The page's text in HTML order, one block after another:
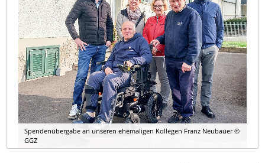
Spendenübergabe an unseren ehemaligen Kollegen Franz Neubauer ©
GGZ